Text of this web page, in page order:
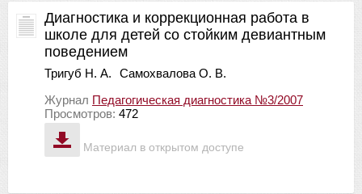
Материал в открытом доступе
Диагностика и коррекционная работа в
школе для детей со стойким девиантным
поведением
Тригуб Н. А.
Самохвалова О. В.
Журнал Педагогическая диагностика №3/2007
Просмотров: 472